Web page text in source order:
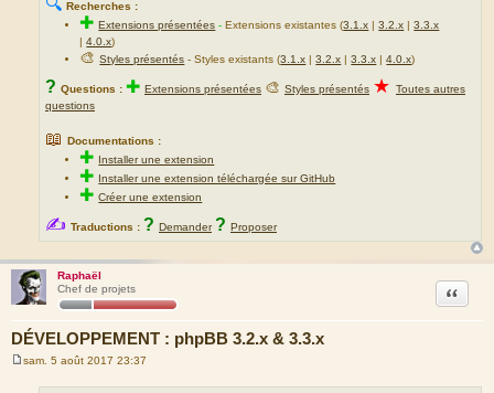
Recherches :
✚Extensions présentées -Extensions existantes (3.1.x |3.2.x |3.3.x
|4.0.x)
🎨Styles présentés - Styles existants (3.1.x |3.2.x |3.3.x |4.0.x)
? Questions : ✚ Extensions présentées 🎨 Styles présentés ★ Toutes autres
questions
📖 Documentations :
✚ Installer une extension
✚ Installer une extension téléchargée sur GitHub
✚Créer une extension
✍ Traductions : ? Demander ? Proposer
Raphaël
Chef de projets
DÉVELOPPEMENT : phpBB 3.2.x & 3.3.x
Citation
sam. 5 août 2017 23:37